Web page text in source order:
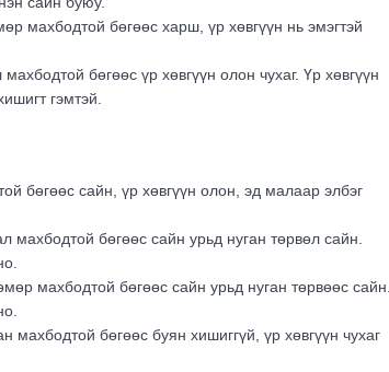
махбодтой бөгөөс харш, үр хөвгүүн нь эмэгтэй
бөгөөс үр хөвгүүн олон чухаг. Үр хөвгүүн
гэмтэй.
бөгөөс сайн, үр хөвгүүн олон, эд малаар элбэг
махбодтой бөгөөс сайн урьд нуган төрвөл сайн.
махбодтой бөгөөс сайн урьд нуган төрвөөс сайн.
махбодтой бөгөөс буян хишиггүй, үр хөвгүүн чухаг